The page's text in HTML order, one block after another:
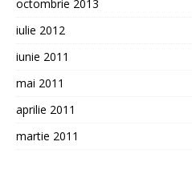
octombrie 2013
iulie 2012
iunie 2011
mai 2011
aprilie 2011
martie 2011